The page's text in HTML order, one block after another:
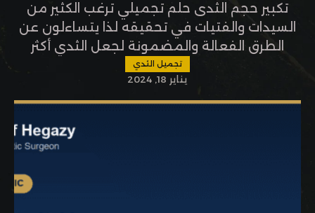
تكبير حجم الثدى حلم تجميلي ترغب الكثير من
السيدات والفتيات في تحقيقه لذا يتساءلون عن
الطرق الفعالة والمضمونة لجعل الثدي أكثر
امتلاءً واستدارة، لذا في المقالة التالية تتعرفين
معنا على أفضل طرق تكبير الثدي التي تمنحك
النتيجة التي ترغبين في الحصول عليها وما الطرق
غير المجدية فتابعي معنا من خلال موقع دكتور
تجميل الثدي
يناير 18, 2024